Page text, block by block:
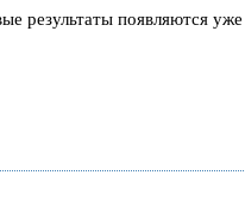
результаты появляются